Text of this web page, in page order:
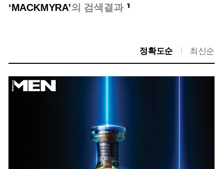
‘MACKMYRA’의 검색결과 1
정확도순 최신순